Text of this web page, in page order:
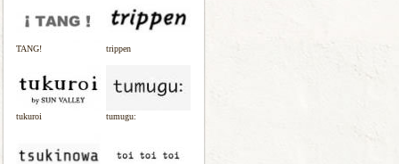
TANG! trippen
tukuroi tumugu: